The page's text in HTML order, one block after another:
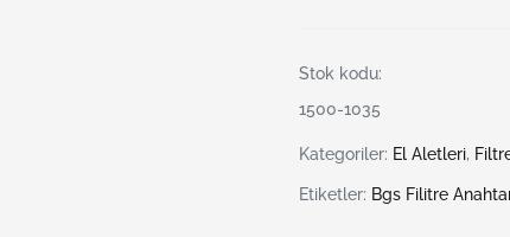
Stok kodu:
1500-1035
Kategoriler: El Aletleri,
Etiketler: Bgs Filitre